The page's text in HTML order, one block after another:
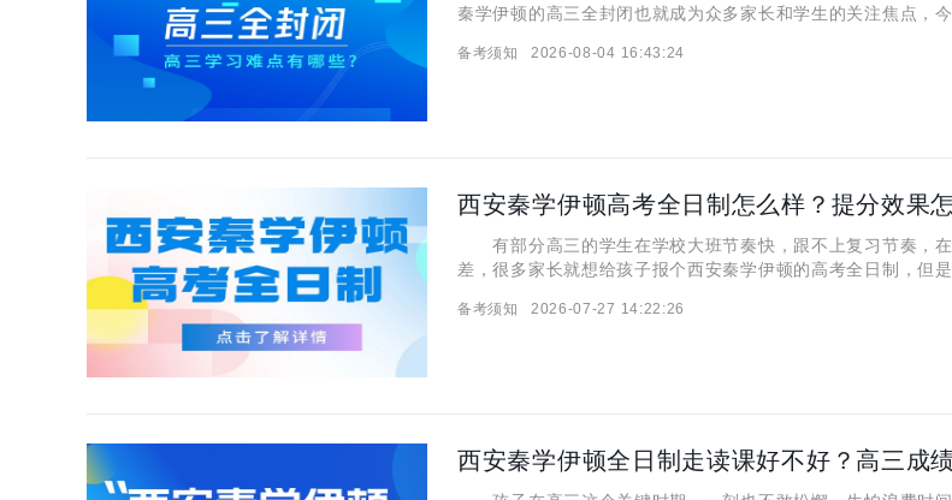
秦学伊顿的高三全封闭也就成为众多家长和学生的关注焦点，
样？ 西安秦学伊顿补习学校的高三全封闭课程老师会针对学
备考须知 2026-08-04 16:43:24
西安秦学伊顿高考全日制怎么样？提分效果
有部分高三的学生在学校大班节奏快，跟不上复习节奏，
差，很多家长就想给孩子报个西安秦学伊顿的高考全日制，但
情况！ 西安秦学伊顿高考全日制怎么样？ 西安秦学伊顿
备考须知 2026-07-27 14:22:26
西安秦学伊顿全日制走读课好不好？高三成